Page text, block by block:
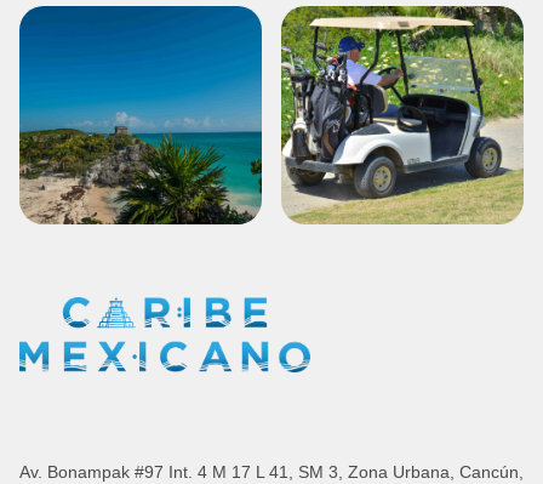
Av. Bonampak #97 Int. 4 M 17 L 41, SM 3, Zona Urbana, Cancún,